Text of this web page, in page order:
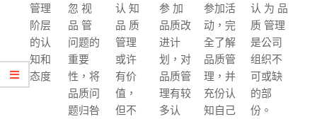
管理
阶层
的认
知和
态度
忽 视
品 管
问题的
重要
性，将
品质问
题归咎
认 知
品 质
管理
或许
有价
值，
但不
参 加
品质改
进计
划，对
品质管
理有较
多认
参加活
动，完
全了解
品质管
理，并
充份认
知自己
认 为 品
质 管理
是公司
组织不
可或缺
的部
份。